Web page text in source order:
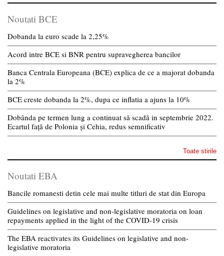
Noutati BCE
Dobanda la euro scade la 2,25%
Acord intre BCE si BNR pentru supravegherea bancilor
Banca Centrala Europeana (BCE) explica de ce a majorat dobanda
la 2%
BCE creste dobanda la 2%, dupa ce inflatia a ajuns la 10%
Dobânda pe termen lung a continuat să scadă in septembrie 2022.
Ecartul față de Polonia și Cehia, redus semnificativ
Toate stirile
Noutati EBA
Bancile romanesti detin cele mai multe titluri de stat din Europa
Guidelines on legislative and non-legislative moratoria on loan
repayments applied in the light of the COVID-19 crisis
The EBA reactivates its Guidelines on legislative and non-
legislative moratoria